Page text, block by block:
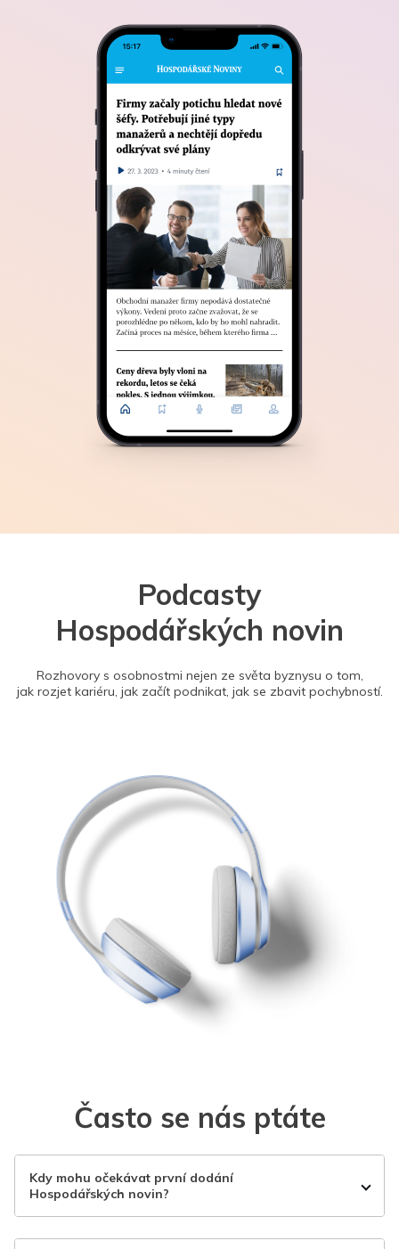
Podcasty
Hospodářských novin
Rozhovory s osobnostmi nejen ze světa byznysu o tom,
jak rozjet kariéru, jak začít podnikat, jak se zbavit pochybností.
Často se nás ptáte
Kdy mohu očekávat první dodání
Hospodářských novin?